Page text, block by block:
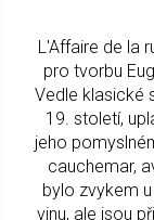
L'Affaire de la
pro tvorbu
Vedle klasické
19. století,
jeho
cauchemar,
bylo zvykem
vinu, ale jsou